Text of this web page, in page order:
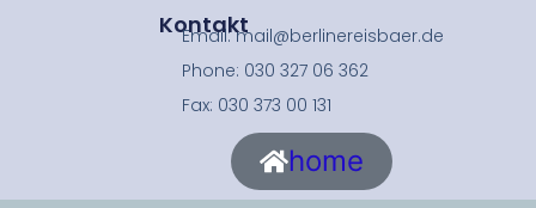
Kontakt
Email: mail@berlinereisbaer.de
Phone: 030 327 06 362
Fax: 030 373 00 131
home